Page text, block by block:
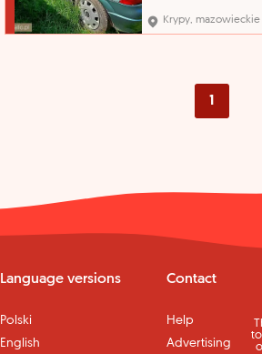
orzeczenia Sądu o jego
przepadku na rzecz
Przebieg pojazdu
Krypy, mazowieckie
1
Language versions
Polski
English
Contact
Help
Advertising